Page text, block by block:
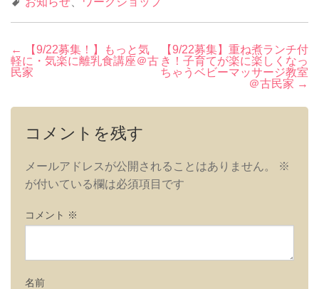
投
稿
ビ
シ
ョ
←
【9/22募集！】もっと気
軽に・気楽に離乳食講座＠古
民家
【9/22募集】重ね煮ランチ付
き！子育てが楽に楽しくなっ
ちゃうベビーマッサージ教室
＠古民家 →
コメントを残す
メールアドレスが公開されることはありません。
※
が付いている欄は必須項目です
コメント ※
名前